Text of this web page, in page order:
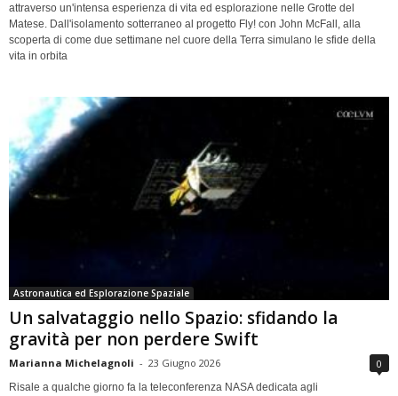
attraverso un'intensa esperienza di vita ed esplorazione nelle Grotte del
Matese. Dall'isolamento sotterraneo al progetto Fly! con John McFall, alla
scoperta di come due settimane nel cuore della Terra simulano le sfide della
vita in orbita
Astronautica ed Esplorazione Spaziale
Un salvataggio nello Spazio: sfidando la
gravità per non perdere Swift
Marianna Michelagnoli - 23 Giugno 2026 0
Risale a qualche giorno fa la teleconferenza NASA dedicata agli